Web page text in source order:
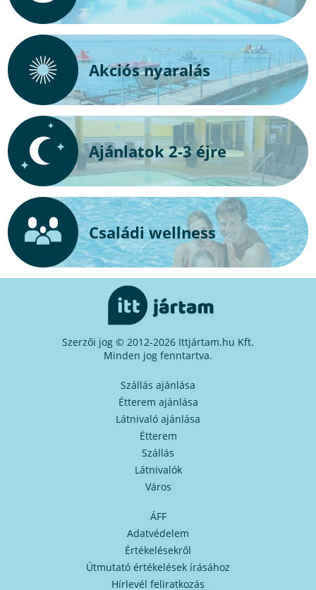
Akciós nyaralás
Ajánlatok 2-3 éjre
Családi wellness
Szerzői jog © 2012-2026 Ittjártam.hu Kft.
Minden jog fenntartva.
Szállás ajánlása
Étterem ajánlása
Látnivaló ajánlása
Étterem
Szállás
Látnivalók
Város
ÁFF
Adatvédelem
Értékelésekről
Útmutató értékelések írásához
Hírlevél feliratkozás